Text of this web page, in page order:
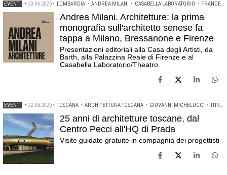
EVENTI • 29.06.2026 • LOMBARDIA • ANDREA MILANI • CASABELLA LABORATORIO • FRANCESCO DAL CO
Andrea Milani. Architetture: la prima
monografia sull'architetto senese fa
tappa a Milano, Bressanone e Firenze
Presentazioni editoriali alla Casa degli Artisti, da
Barth, alla Palazzina Reale di Firenze e al
Casabella Laboratorio/Theatro
EVENTI • 22.06.2026 • TOSCANA • ARCHITETTURA TOSCANA • GIOVANNI MICHELUCCI • ITINERARI IN TOSCANA
25 anni di architetture toscane, dal
Centro Pecci all'HQ di Prada
Visite guidate gratuite in compagnia dei progettisti